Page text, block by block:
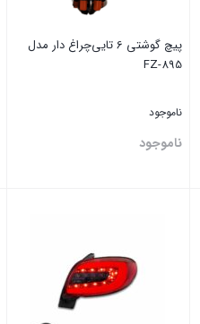
پیچ گوشتی 6 تایی‌چراغ‌ دار مدل
FZ-895
ناموجود
ناموجود